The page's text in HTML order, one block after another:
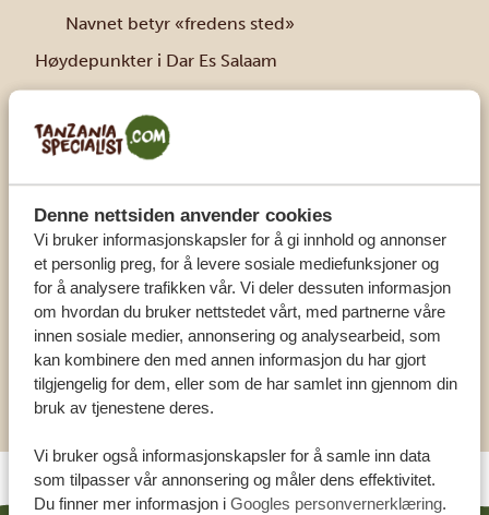
Denne nettsiden anvender cookies
Vi bruker informasjonskapsler for å gi innhold og annonser
et personlig preg, for å levere sosiale mediefunksjoner og
for å analysere trafikken vår. Vi deler dessuten informasjon
om hvordan du bruker nettstedet vårt, med partnerne våre
innen sosiale medier, annonsering og analysearbeid, som
kan kombinere den med annen informasjon du har gjort
tilgjengelig for dem, eller som de har samlet inn gjennom din
bruk av tjenestene deres.
Vi bruker også informasjonskapsler for å samle inn data
som tilpasser vår annonsering og måler dens effektivitet.
Du finner mer informasjon i Googles personvernerklæring.
Navnet betyr «fredens sted»
Høydepunkter i Dar Es Salaam
Et viktig økonomisk sentrum
Stor havn
Bygninger med en rik blanding av arkitektoniske
Fremtredende by innen kunst, mote og media
Vakre strender
Blomstrende natteliv
Moderne kjøpesentre og utsøkte lokale
restauranter
Internasjonal flyplass